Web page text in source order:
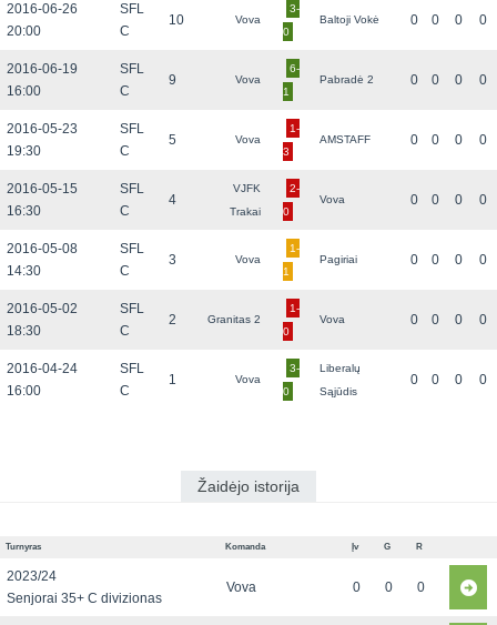
2016-06-26
20:00
SFL
C
10 Vova
3-
0
Baltoji Vokė 0 0 0 0
2016-06-19
16:00
SFL
C
9 Vova
6-
1
Pabradė 2 0 0 0 0
2016-05-23
19:30
SFL
C
5 Vova
1-
3
AMSTAFF 0 0 0 0
2016-05-15
16:30
SFL
C
4
VJFK
Trakai
2-
0
Vova 0 0 0 0
2016-05-08
14:30
SFL
C
3 Vova
1-
1
Pagiriai 0 0 0 0
2016-05-02
18:30
SFL
C
2 Granitas 2
1-
0
Vova 0 0 0 0
2016-04-24
16:00
SFL
C
1 Vova
3-
0
Liberalų
Sąjūdis
0 0 0 0
Žaidėjo istorija
Turnyras Komanda Įv G R
2023/24
Senjorai 35+ C divizionas
Vova 0 0 0